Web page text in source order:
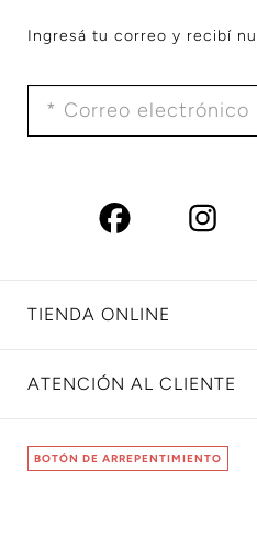
Ingresá tu correo y recibí
TIENDA ONLINE
ATENCIÓN AL CLIENTE
BOTÓN DE ARREPENTIMIENTO